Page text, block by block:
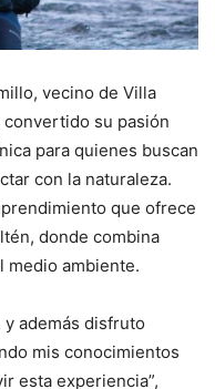
vecino de Villa
convertido su pasión
para quienes buscan
con la naturaleza.
que ofrece
donde combina
medio ambiente.
y además disfruto
mis conocimientos
esta experiencia”,